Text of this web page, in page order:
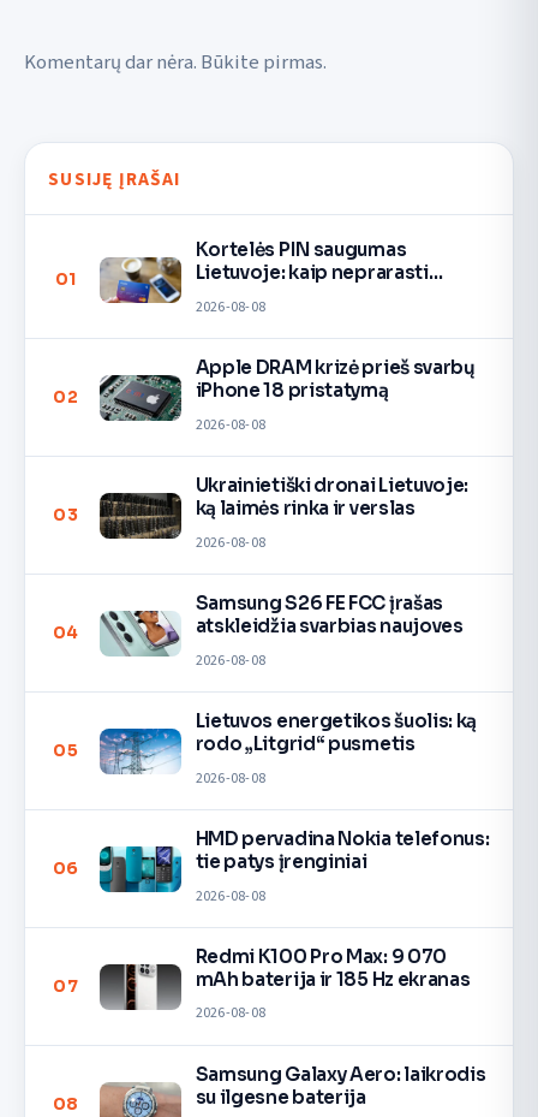
Komentarų dar nėra. Būkite pirmas.
SUSIJĘ ĮRAŠAI
01
Kortelės PIN saugumas
Lietuvoje: kaip neprarasti
2026-08-08
02
Apple DRAM krizė prieš svarbų
iPhone 18 pristatymą
2026-08-08
03
Ukrainietiški dronai Lietuvoje:
ką laimės rinka ir verslas
2026-08-08
04
Samsung S26 FE FCC įrašas
atskleidžia svarbias naujoves
2026-08-08
05
Lietuvos energetikos šuolis: ką
rodo „Litgrid“ pusmetis
2026-08-08
06
HMD pervadina Nokia telefonus:
tie patys įrenginiai
2026-08-08
07
Redmi K100 Pro Max: 9 070
mAh baterija ir 185 Hz ekranas
2026-08-08
08
Samsung Galaxy Aero: laikrodis
su ilgesne baterija